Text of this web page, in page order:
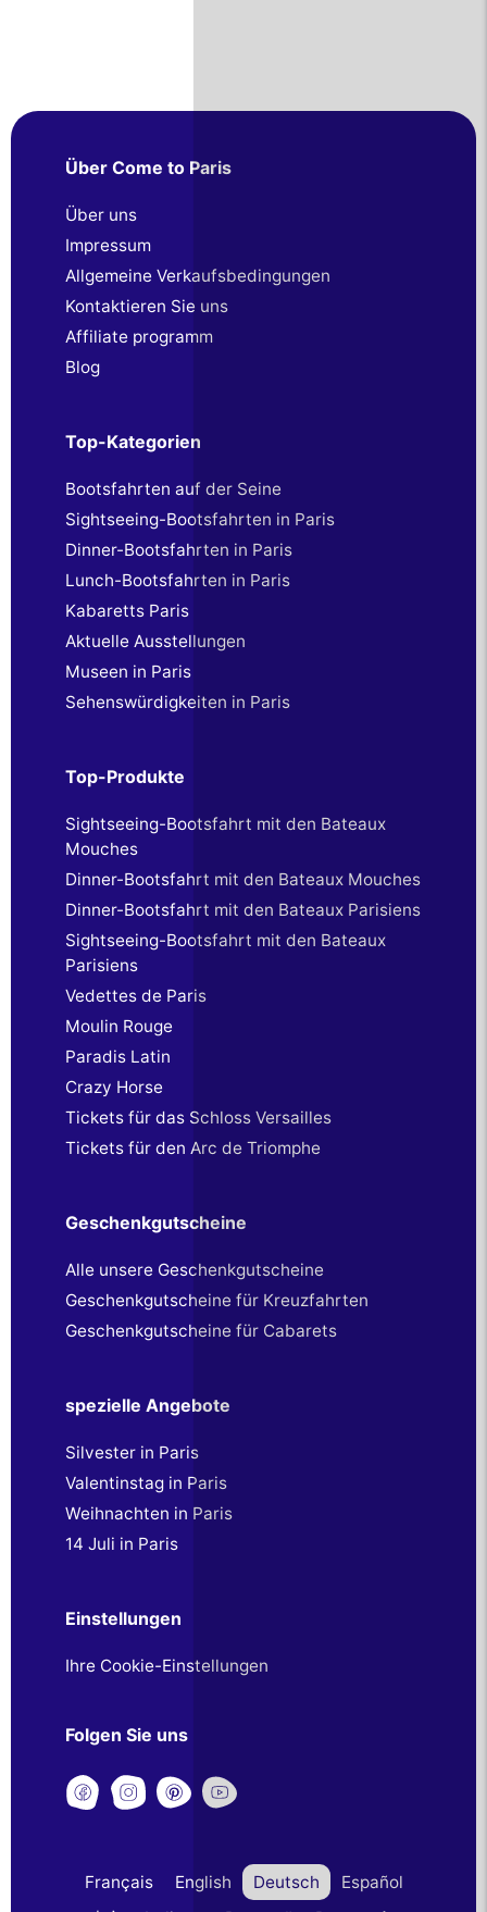
Über Come to Paris
Über uns
Impressum
Allgemeine Verkaufsbedingungen
Kontaktieren Sie uns
Affiliate programm
Blog
Top-Kategorien
Bootsfahrten auf der Seine
Sightseeing-Bootsfahrten in Paris
Dinner-Bootsfahrten in Paris
Lunch-Bootsfahrten in Paris
Kabaretts Paris
Aktuelle Ausstellungen
Museen in Paris
Sehenswürdigkeiten in Paris
Top-Produkte
Sightseeing-Bootsfahrt mit den Bateaux
Mouches
Dinner-Bootsfahrt mit den Bateaux Mouches
Dinner-Bootsfahrt mit den Bateaux Parisiens
Sightseeing-Bootsfahrt mit den Bateaux
Parisiens
Vedettes de Paris
Moulin Rouge
Paradis Latin
Crazy Horse
Tickets für das Schloss Versailles
Tickets für den Arc de Triomphe
Geschenkgutscheine
Alle unsere Geschenkgutscheine
Geschenkgutscheine für Kreuzfahrten
Geschenkgutscheine für Cabarets
spezielle Angebote
Silvester in Paris
Valentinstag in Paris
Weihnachten in Paris
14 Juli in Paris
Einstellungen
Ihre Cookie-Einstellungen
Folgen Sie uns
Français English Deutsch
Español